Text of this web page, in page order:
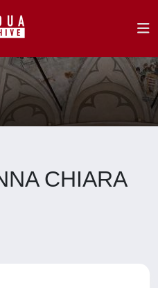
CHIARA